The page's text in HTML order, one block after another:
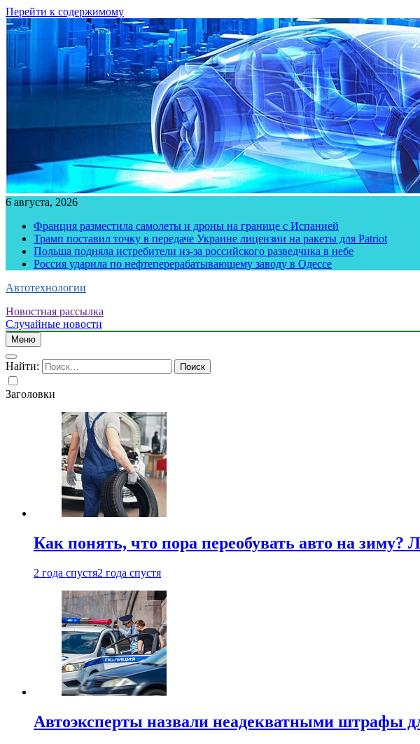
Перейти к содержимому
6 августа, 2026
Франция разместила самолеты и дроны на границе с Испанией
Трамп поставил точку в передаче Украине лицензии на ракеты для Patriot
Польша подняла истребители из-за российского разведчика в небе
Россия ударила по нефтеперерабатывающему заводу в Одессе
Автотехнологии
Новостная рассылка
Случайные новости
Меню
Найти:
Заголовки
Как понять, что пора переобувать авто на зиму?
2 года спустя2 года спустя
Автоэксперты назвали неадекватными штрафы